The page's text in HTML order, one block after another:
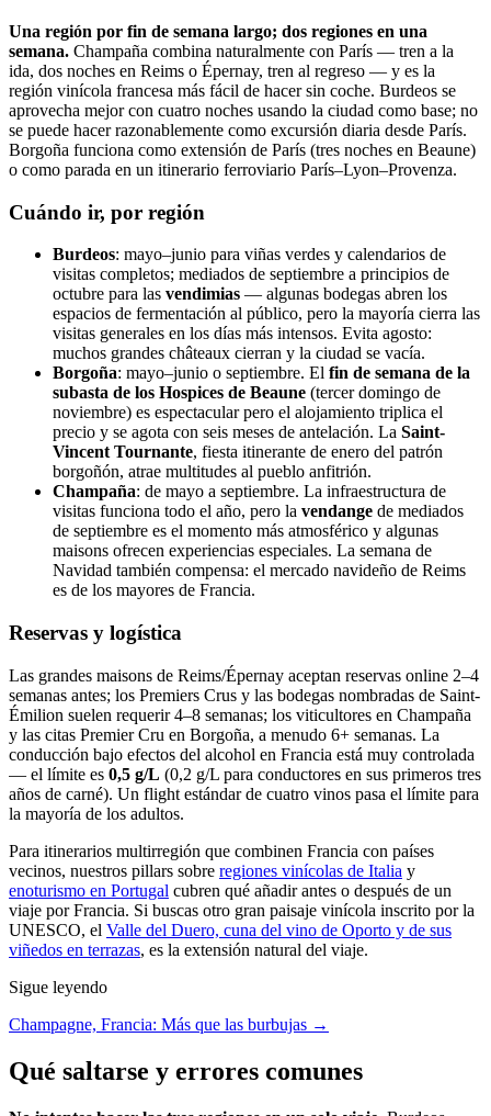
Una región por fin de semana largo; dos regiones en una
semana. Champaña combina naturalmente con París — tren a la
ida, dos noches en Reims o Épernay, tren al regreso — y es la
región vinícola francesa más fácil de hacer sin coche. Burdeos se
aprovecha mejor con cuatro noches usando la ciudad como base; no
se puede hacer razonablemente como excursión diaria desde París.
Borgoña funciona como extensión de París (tres noches en Beaune)
o como parada en un itinerario ferroviario París–Lyon–Provenza.
Cuándo ir, por región
Burdeos: mayo–junio para viñas verdes y calendarios de
visitas completos; mediados de septiembre a principios de
octubre para las vendimias — algunas bodegas abren los
espacios de fermentación al público, pero la mayoría cierra las
visitas generales en los días más intensos. Evita agosto:
muchos grandes châteaux cierran y la ciudad se vacía.
Borgoña: mayo–junio o septiembre. El fin de semana de la
subasta de los Hospices de Beaune (tercer domingo de
noviembre) es espectacular pero el alojamiento triplica el
precio y se agota con seis meses de antelación. La Saint-
Vincent Tournante, fiesta itinerante de enero del patrón
borgoñón, atrae multitudes al pueblo anfitrión.
Champaña: de mayo a septiembre. La infraestructura de
visitas funciona todo el año, pero la vendange de mediados
de septiembre es el momento más atmosférico y algunas
maisons ofrecen experiencias especiales. La semana de
Navidad también compensa: el mercado navideño de Reims
es de los mayores de Francia.
Reservas y logística
Las grandes maisons de Reims/Épernay aceptan reservas online 2–4
semanas antes; los Premiers Crus y las bodegas nombradas de Saint-
Émilion suelen requerir 4–8 semanas; los viticultores en Champaña
y las citas Premier Cru en Borgoña, a menudo 6+ semanas. La
conducción bajo efectos del alcohol en Francia está muy controlada
— el límite es 0,5 g/L (0,2 g/L para conductores en sus primeros tres
años de carné). Un flight estándar de cuatro vinos pasa el límite para
la mayoría de los adultos.
Para itinerarios multirregión que combinen Francia con países
vecinos, nuestros pillars sobre regiones vinícolas de Italia y
enoturismo en Portugal cubren qué añadir antes o después de un
viaje por Francia. Si buscas otro gran paisaje vinícola inscrito por la
UNESCO, el Valle del Duero, cuna del vino de Oporto y de sus
viñedos en terrazas, es la extensión natural del viaje.
Sigue leyendo
Champagne, Francia: Más que las burbujas →
Qué saltarse y errores comunes